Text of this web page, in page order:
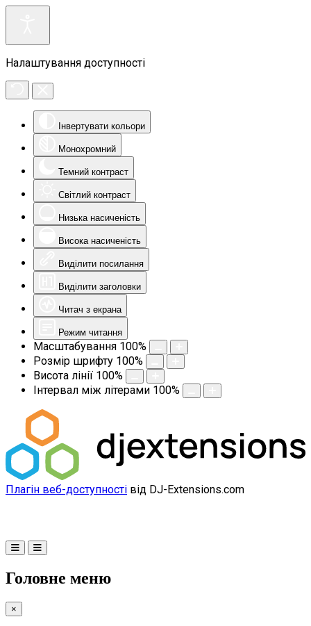
Налаштування доступності
Інвертувати кольори
Монохромний
Темний контраст
Світлий контраст
Низька насиченість
Висока насиченість
Виділити посилання
Виділити заголовки
Читач з екрана
Режим читання
Масштабування 100%
Розмір шрифту 100%
Висота лінії 100%
Інтервал між літерами 100%
Плагін веб-доступності від DJ-Extensions.com
Головне меню
×